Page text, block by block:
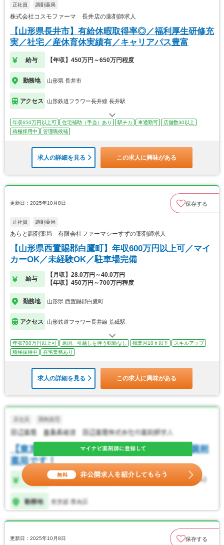
正社員 調剤薬局
株式会社コスモファーマ 長井店の薬剤師求人
【山形県長井市】有給休暇取得率◎／福利厚生研修充
実／社宅／産休育休実績有／キャリアパス豊富
給与 【年収】450万円～650万円程度
勤務地 山形県 長井市
アクセス 山形鉄道フラワー長井線 長井駅
年収650万円以上可 住宅補助（手当）あり 駅チカ 車通勤可
店舗数30以上
積極採用中
管理職候補
求人の詳細を見る この求人に興味がある
更新日：2025年10月8日 保存する
正社員 調剤薬局
あらと調剤薬局 有限会社ファーマシーすずの薬剤師求人
【山形県西置賜郡白鷹町】年収600万円以上可／マイ
カーOK／未経験OK／駐車場完備
給与
【月収】28.0万円～40.0万円
【年収】450万円～700万円程度
勤務地 山形県 西置賜郡白鷹町
アクセス 山形鉄道フラワー長井線 荒砥駅
年収700万円以上可 原則、引越しを伴う転勤なし 残業月10ｈ以下
スキルアップ
積極採用中
在宅業務あり
求人の詳細を見る この求人に興味がある
更新日：2025年10月8日 保存する